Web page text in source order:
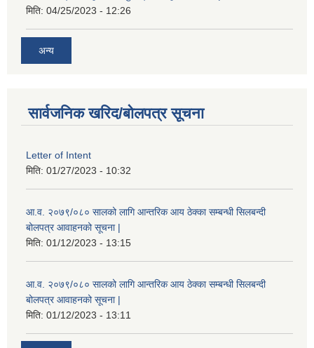
मिति: 04/25/2023 - 12:26
अन्य
सार्वजनिक खरिद/बोलपत्र सूचना
Letter of Intent
मिति: 01/27/2023 - 10:32
आ.व. २०७९/०८० सालको लागि आन्तरिक आय ठेक्का सम्बन्धी सिलबन्दी
बोलपत्र आवाहनको सूचना |
मिति: 01/12/2023 - 13:15
आ.व. २०७९/०८० सालको लागि आन्तरिक आय ठेक्का सम्बन्धी सिलबन्दी
बोलपत्र आवाहनको सूचना |
मिति: 01/12/2023 - 13:11